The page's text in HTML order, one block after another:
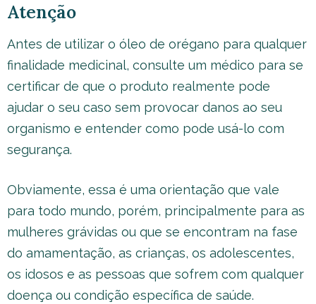
Atenção
Antes de utilizar o óleo de orégano para qualquer
finalidade medicinal, consulte um médico para se
certificar de que o produto realmente pode
ajudar o seu caso sem provocar danos ao seu
organismo e entender como pode usá-lo com
segurança.
Obviamente, essa é uma orientação que vale
para todo mundo, porém, principalmente para as
mulheres grávidas ou que se encontram na fase
do amamentação, as crianças, os adolescentes,
os idosos e as pessoas que sofrem com qualquer
doença ou condição específica de saúde.